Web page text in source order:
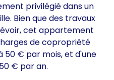
privilégié dans un
Bien que des travaux
cet appartement
de copropriété
50 € par mois, et d'une
€ par an.